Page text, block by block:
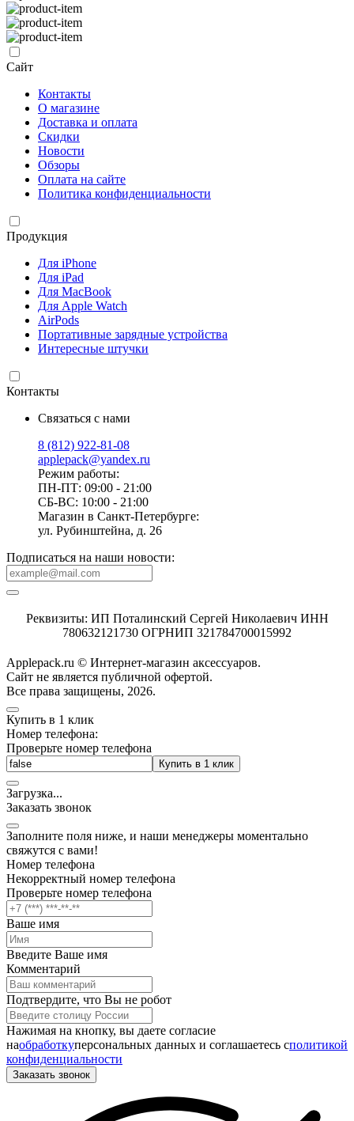
Сайт
Контакты
О магазине
Доставка и оплата
Скидки
Новости
Обзоры
Оплата на сайте
Политика конфиденциальности
Продукция
Для iPhone
Для iPad
Для MacBook
Для Apple Watch
AirPods
Портативные зарядные устройства
Интересные штучки
Контакты
Связаться с нами
8 (812) 922-81-08
applepack@yandex.ru
Режим работы:
ПН-ПТ: 09:00 - 21:00
СБ-ВС: 10:00 - 21:00
Магазин в Санкт-Петербурге:
ул. Рубинштейна, д. 26
Подписаться на наши новости:
Реквизиты: ИП Поталинский Сергей Николаевич ИНН
780632121730 ОГРНИП 321784700015992
Applepack.ru © Интернет-магазин аксессуаров.
Cайт не является публичной офертой.
Все права защищены, 2026.
Купить в 1 клик
Номер телефона:
Проверьте номер телефона
Купить в 1 клик
Загрузка...
Заказать звонок
Заполните поля ниже, и наши менеджеры моментально
свяжутся с вами!
Номер телефона
Некорректный номер телефона
Проверьте номер телефона
Ваше имя
Введите Ваше имя
Комментарий
Подтвердите, что Вы не робот
Нажимая на кнопку, вы даете согласие
наобработкуперсональных данных и соглашаетесь cполитикой
конфиденциальности
Заказать звонок